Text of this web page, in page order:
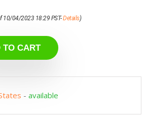
10/04/2023 18:29 PST-Details)
TO CART
- available